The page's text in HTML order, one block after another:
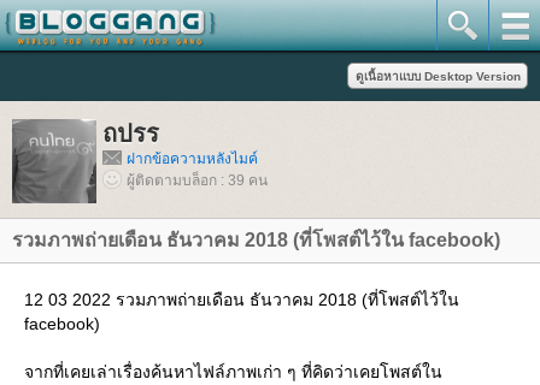
ถปรร
ฝากข้อความหลังไมค์
ผู้ติดตามบล็อก : 39 คน
รวมภาพถ่ายเดือน ธันวาคม 2018 (ที่โพสต์ไว้ใน facebook)
12 03 2022 รวมภาพถ่ายเดือน ธันวาคม 2018 (ที่โพสต์ไว้ใน
facebook)
จากที่เคยเล่าเรื่องค้นหาไฟล์ภาพเก่า ๆ ที่คิดว่าเคยโพสต์ใน